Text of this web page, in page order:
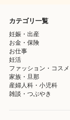
カテゴリ一覧
妊娠・出産
お金・保険
お仕事
妊活
ファッション・コスメ
家族・旦那
産婦人科・小児科
雑談・つぶやき